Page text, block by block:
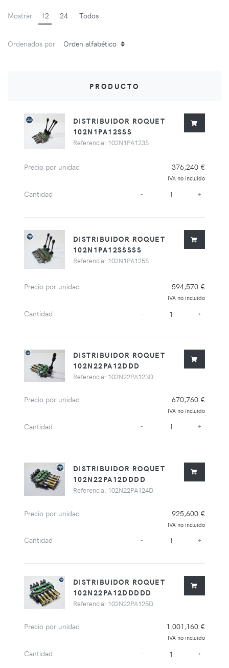
Mostrar 12 24 Todos
Ordenados por
PRODUCTO
DISTRIBUIDOR ROQUET
102N1PA12SSS
Referencia: 102N1PA123S
Precio por unidad 376,240 €
IVA no incluido
Cantidad - +
DISTRIBUIDOR ROQUET
102N1PA12SSSSS
Referencia: 102N1PA125S
Precio por unidad 594,570 €
IVA no incluido
Cantidad - +
DISTRIBUIDOR ROQUET
102N22PA12DDD
Referencia: 102N22PA123D
Precio por unidad 670,760 €
IVA no incluido
Cantidad - +
DISTRIBUIDOR ROQUET
102N22PA12DDDD
Referencia: 102N22PA124D
Precio por unidad 925,600 €
IVA no incluido
Cantidad - +
DISTRIBUIDOR ROQUET
102N22PA12DDDDD
Referencia: 102N22PA125D
Precio por unidad 1.001,160 €
IVA no incluido
Cantidad - +